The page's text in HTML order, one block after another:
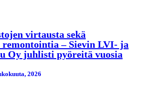
virtausta sekä
– Sievin LVI- ja
Oy juhlisti pyöreitä vuosia
2026